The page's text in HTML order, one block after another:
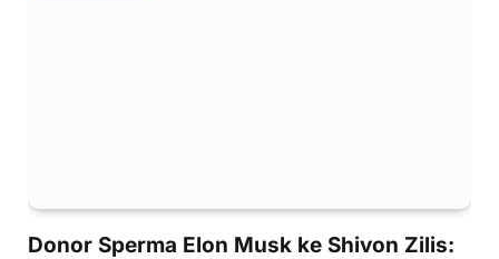
Donor Sperma Elon Musk ke Shivon Zilis: